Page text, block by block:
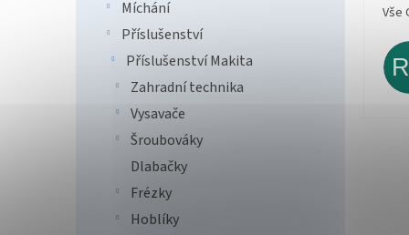
Míchání
Příslušenství
Příslušenství Makita
Zahradní technika
Vysavače
Šroubováky
Dlabačky
Frézky
Hoblíky
Vše